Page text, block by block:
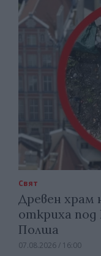
Свят
Древен храм
откриха под
Полша
07.08.2026 / 16:00